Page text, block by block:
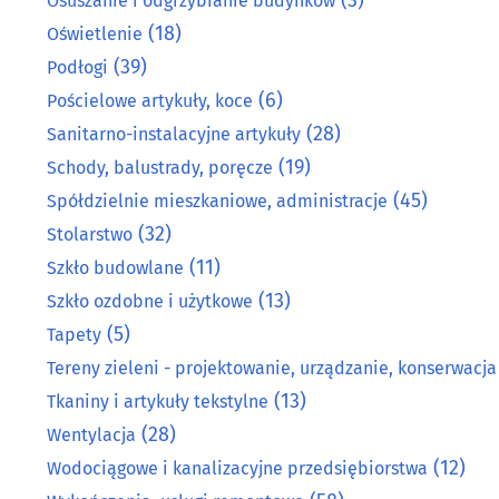
Oświetlenie (18)
Podłogi (39)
Pościelowe artykuły, koce (6)
Sanitarno-instalacyjne artykuły (28)
Schody, balustrady, poręcze (19)
Spółdzielnie mieszkaniowe, administracje (45)
Stolarstwo (32)
Szkło budowlane (11)
Szkło ozdobne i użytkowe (13)
Tapety (5)
Tereny zieleni - projektowanie, urządzanie, konserwacja
Tkaniny i artykuły tekstylne (13)
Wentylacja (28)
Wodociągowe i kanalizacyjne przedsiębiorstwa (12)